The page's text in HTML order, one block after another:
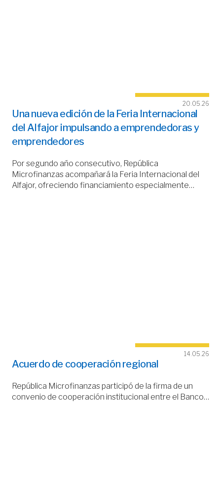
20.05.26
Una nueva edición de la Feria Internacional
del Alfajor impulsando a emprendedoras y
emprendedores
Por segundo año consecutivo, República
Microfinanzas acompañará la Feria Internacional del
Alfajor, ofreciendo financiamiento especialmente…
14.05.26
Acuerdo de cooperación regional
República Microfinanzas participó de la firma de un
convenio de cooperación institucional entre el Banco…